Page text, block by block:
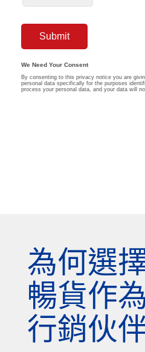
為何選
暢貨作
行銷伙